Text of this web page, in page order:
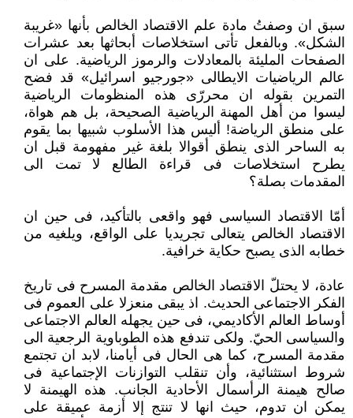
سبق ان وصفتُ مادة علم الاقتصاد الخالص بأنها «غريبة
الشكل». وبالفعل تأتى استخلاصات أبحاثها بعد عشرات
الصفحات المليئة بالمعادلات والرموز الرياضية. على ان
عالم الرياضيات الايطالى «جورجيو اسرائيل» قد فضح
التمرين بقوله ان محررّى هذه المنظومات الرياضية
ليسوا من أهل المهنة الرياضية الصحيحة، بل هم هواة،
على منطق الرياضة! أليس هذا الأسلوب شبيها بما يقوم
به الساحر الذى ينطق أقوالا بلغة غير مفهومة قبل ان
يطرح استخلاصات فى قراءة الطالع لا تمت الى
المقدمات بصلة؟
أمّا الاقتصاد السياسى فهو واقعى بالتأكيد، فى حين ان
الاقتصاد الخالص يتعالى تجريديا على الواقع، ويلغيه من
خطابه الذى يصبح حكاية خرافية.
عادة، لا يحتلّ الاقتصاد الخالص مقدمة المسرح فى تاريخ
الفكر الاجتماعى الحديث. اذ يبقى منعزلا على العموم فى
أوساط العالم الأكاديمي، فى حين يجهله العالم الاجتماعى
والسياسى الحيّ. ولكى تندفع هذه الطوباوية الرجعية الى
مقدمة المسرح، كما هى الحال فى أيامنا، لابد ان تجتمع
شروط استثنائية، وأن تنقلب التوازنات الإجتماعية فى
صالح هيمنة الرأسمال الأحادية الجانب. هذه الهيمنة لا
يمكن ان تدوم، حيث انها لا تنتج إلا أزمة عميقة على